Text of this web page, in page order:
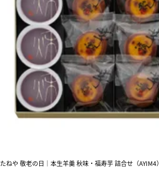
たねや 敬老の日｜本生羊羹 秋味・福寿芋 詰合せ（AYIM4）